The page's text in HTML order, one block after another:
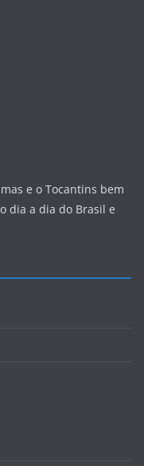
e o Tocantins bem
dia a dia do Brasil e